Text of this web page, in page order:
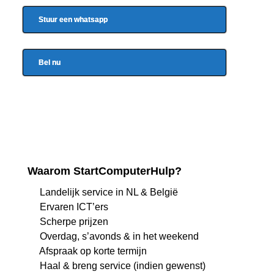
Stuur een whatsapp
Bel nu
Waarom StartComputerHulp?
Landelijk service in NL & België
Ervaren ICT’ers
Scherpe prijzen
Overdag, s’avonds & in het weekend
Afspraak op korte termijn
Haal & breng service (indien gewenst)